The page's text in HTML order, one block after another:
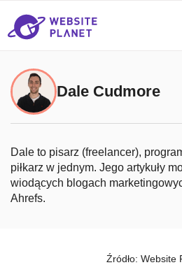
Dale Cudmore
Dale to pisarz (freelancer),
piłkarz w jednym. Jego artykuły
wiodących blogach
Ahrefs.
Źródło: Website